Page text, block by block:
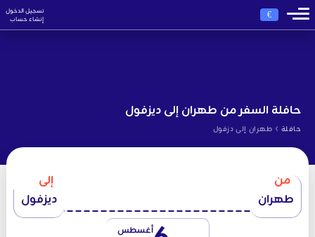
€
تسجيل الدخول
إنشاء حساب
حافلة السفر من طهران إلى ديزفول
حافلة › طهران إلى دزفول
من
طهران
إلى
ديزفول
أغسطس